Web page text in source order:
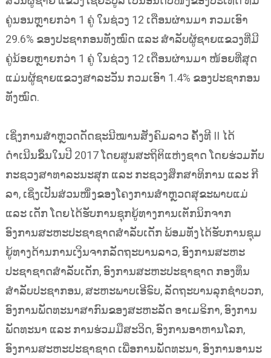
ຄູ່ນອນຫຼາຍກວ່າ 1 ຄູ່ ໃນຊ່ວງ 12 ເດືອນຜ່ານມາ ກວມເອົາ
29.6% ຂອງປະຊາກອນທັງໝົດ ແລະ ສຳລັບຜູ້ຊາຍແຂວງທີ່ມີ
ຄູ່ນ້ອຍຫຼາຍກວ່າ 1 ຄູ່ ໃນຊ່ວງ 12 ເດືອນຜ່ານມາ ໜ້ອຍທີ່ສຸດ
ແມ່ນຜູ້ຊາຍແຂວງສາລະວັນ ກວມເອົາ 1.4% ຂອງປະຊາກອນ
ທັງໝົດ.
ເຊິ່ງການສຳຫຼວດດັດຊະນີໝານສັງຄົມລາວ ຄັ້ງທີ II ໄດ້
ດຳເນີນຂຶ້ນໃນປີ 2017 ໂດຍສູນສະຖິຕິແຫ່ງຊາດ ໂດຍຮ່ວມກັບ
ກະຊວງສາທາລະນະສຸກ ແລະ ກະຊວງສຶກສາທິການ ແລະ ກີ
ລາ, ເຊິ່ງເປັນສ່ວນໜຶ່ງຂອງໂຄງການສຳຫຼວດສຸຂະພາບແມ່
ແລະ ເດັກ ໂດຍໄດ້ຮັບການຊຸກຍູ້ທາງການເຕັກນິກຈາກ
ອົງການສະຫະປະຊາຊາດສຳລັບເດັກ ພ້ອມທັງໄດ້ຮັບການຊຸມ
ຍູ້ທາງດ້ານການເງິນຈາກລັດຖະບານລາວ, ອົງການສະຫະ
ປະຊາຊາດສຳລັບເດັກ, ອົງການສະຫະປະຊາຊາດ ກອງທຶນ
ສຳລັບປະຊາກອນ, ສະຫະພາບເອີຣົບ, ລັດຖະບານລຸກຊຳບວກ,
ອົງການພັດທະນາສາກົນຂອງສະຫະລັດ ອາເມຣິກາ, ອົງການ
ພັດທະນາ ແລະ ການຮ່ວມມືສະວິດ, ອົງການອາຫານໂລກ,
ອົງການສະຫະປະຊາຊາດ ເພື່ອການພັດທະນາ, ອົງການອານະ